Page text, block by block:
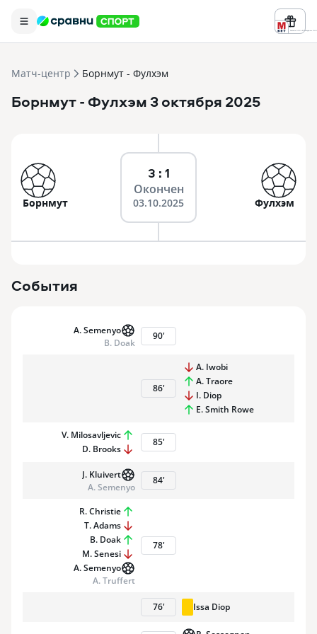
Реклама ООО «БК «Марафон» ИНН
Матч-центр Борнмут - Фулхэм
Борнмут- Фулхэм3 октября 2025
Борнмут
3 : 1
Окончен
03.10.2025 Фулхэм
События
B. Doak
A. Semenyo 90'
86'
A. Iwobi
A. Traore
I. Diop
E. Smith Rowe
V. Milosavljevic
D. Brooks
85'
A. Semenyo
J. Kluivert 84'
R. Christie
T. Adams
B. Doak
M. Senesi
A. Truffert
A. Semenyo
78'
76' Issa Diop